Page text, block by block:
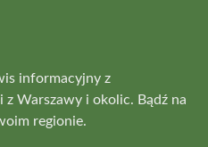
informacyjny z
Warszawy i okolic. Bądź na
regionie.